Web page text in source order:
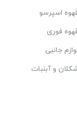
اسپرسو
فوری
جانبی
و آبنبات